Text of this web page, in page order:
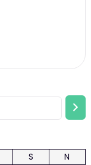
S
N